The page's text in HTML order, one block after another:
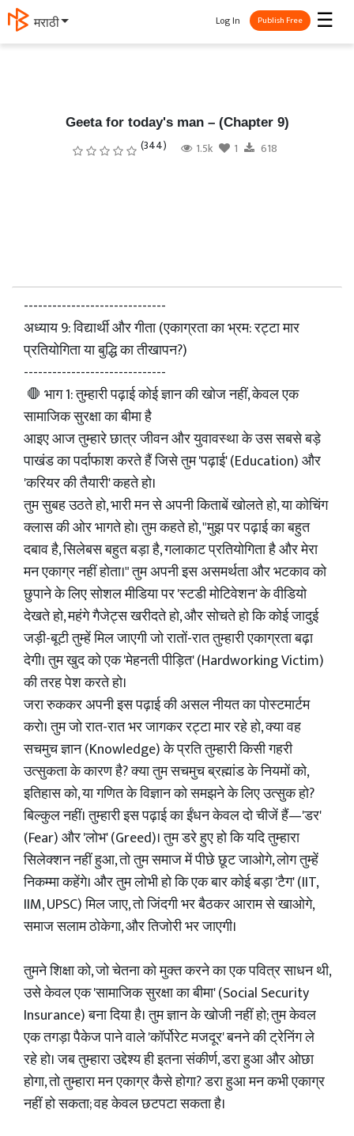
தமிழ் ☰
Log In Publish Free
Geeta for today's man – (Chapter 9)
(344) 1.5k 1 618
------------------------------
अध्याय 9: विद्यार्थी और गीता (एकाग्रता का भ्रम: रट्टा मार
प्रतियोगिता या बुद्धि का तीखापन?)
------------------------------
🛑 भाग 1: तुम्हारी पढ़ाई कोई ज्ञान की खोज नहीं, केवल एक
सामाजिक सुरक्षा का बीमा है
आइए आज तुम्हारे छात्र जीवन और युवावस्था के उस सबसे बड़े
पाखंड का पर्दाफाश करते हैं जिसे तुम 'पढ़ाई' (Education) और
'करियर की तैयारी' कहते हो।
तुम सुबह उठते हो, भारी मन से अपनी किताबें खोलते हो, या कोचिंग
क्लास की ओर भागते हो। तुम कहते हो, "मुझ पर पढ़ाई का बहुत
दबाव है, सिलेबस बहुत बड़ा है, गलाकाट प्रतियोगिता है और मेरा
मन एकाग्र नहीं होता।" तुम अपनी इस असमर्थता और भटकाव को
छुपाने के लिए सोशल मीडिया पर 'स्टडी मोटिवेशन' के वीडियो
देखते हो, महंगे गैजेट्स खरीदते हो, और सोचते हो कि कोई जादुई
जड़ी-बूटी तुम्हें मिल जाएगी जो रातों-रात तुम्हारी एकाग्रता बढ़ा
देगी। तुम खुद को एक 'मेहनती पीड़ित' (Hardworking Victim)
की तरह पेश करते हो।
जरा रुककर अपनी इस पढ़ाई की असल नीयत का पोस्टमार्टम
करो। तुम जो रात-रात भर जागकर रट्टा मार रहे हो, क्या वह
सचमुच ज्ञान (Knowledge) के प्रति तुम्हारी किसी गहरी
उत्सुकता के कारण है? क्या तुम सचमुच ब्रह्मांड के नियमों को,
इतिहास को, या गणित के विज्ञान को समझने के लिए उत्सुक हो?
बिल्कुल नहीं। तुम्हारी इस पढ़ाई का ईंधन केवल दो चीजें हैं—'डर'
(Fear) और 'लोभ' (Greed)। तुम डरे हुए हो कि यदि तुम्हारा
सिलेक्शन नहीं हुआ, तो तुम समाज में पीछे छूट जाओगे, लोग तुम्हें
निकम्मा कहेंगे। और तुम लोभी हो कि एक बार कोई बड़ा 'टैग' (IIT,
IIM, UPSC) मिल जाए, तो जिंदगी भर बैठकर आराम से खाओगे,
समाज सलाम ठोकेगा, और तिजोरी भर जाएगी।
तुमने शिक्षा को, जो चेतना को मुक्त करने का एक पवित्र साधन थी,
उसे केवल एक 'सामाजिक सुरक्षा का बीमा' (Social Security
Insurance) बना दिया है। तुम ज्ञान के खोजी नहीं हो; तुम केवल
एक तगड़ा पैकेज पाने वाले 'कॉर्पोरेट मजदूर' बनने की ट्रेनिंग ले
रहे हो। जब तुम्हारा उद्देश्य ही इतना संकीर्ण, डरा हुआ और ओछा
होगा, तो तुम्हारा मन एकाग्र कैसे होगा? डरा हुआ मन कभी एकाग्र
नहीं हो सकता; वह केवल छटपटा सकता है।